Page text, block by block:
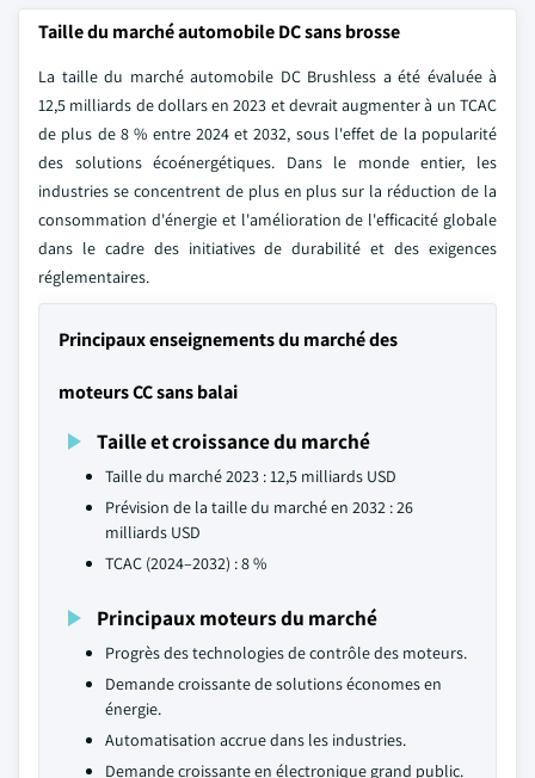
Taille du marché automobile DC sans brosse
La taille du marché automobile DC Brushless a été évaluée à
12,5 milliards de dollars en 2023 et devrait augmenter à un TCAC
de plus de 8 % entre 2024 et 2032, sous l'effet de la popularité
des solutions écoénergétiques. Dans le monde entier, les
industries se concentrent de plus en plus sur la réduction de la
consommation d'énergie et l'amélioration de l'efficacité globale
dans le cadre des initiatives de durabilité et des exigences
réglementaires.
Principaux enseignements du marché des
moteurs CC sans balai
Taille et croissance du marché
Taille du marché 2023 : 12,5 milliards USD
Prévision de la taille du marché en 2032 : 26
milliards USD
TCAC (2024–2032) : 8 %
Principaux moteurs du marché
Progrès des technologies de contrôle des moteurs.
Demande croissante de solutions économes en
énergie.
Automatisation accrue dans les industries.
Demande croissante en électronique grand public.